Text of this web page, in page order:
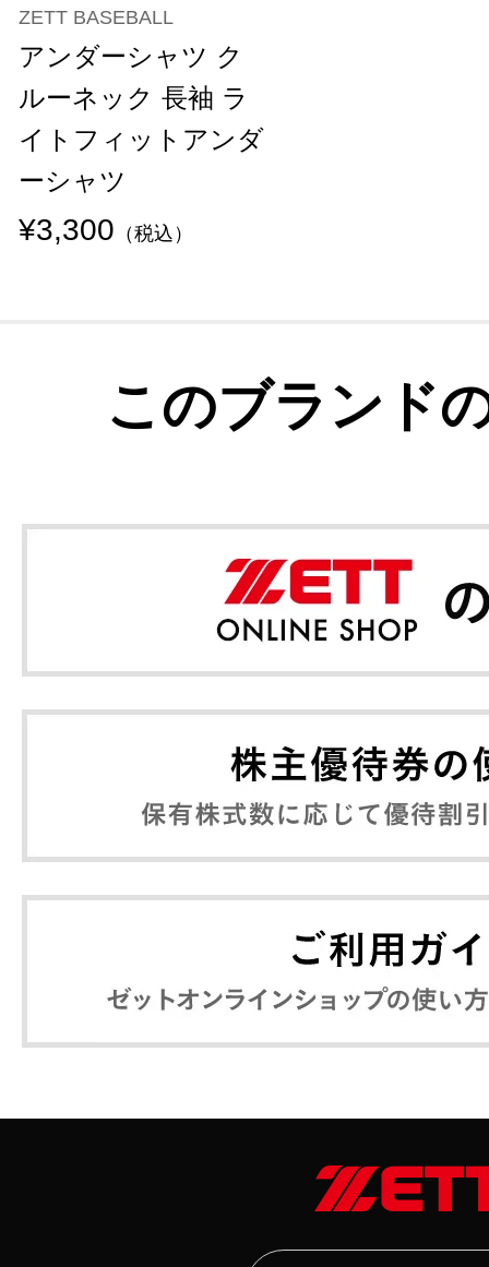
ZETT BASEBALL
アンダーシャツ ク
ルーネック 長袖 ラ
イトフィットアンダ
ーシャツ
¥3,300 （税込）
このブランド